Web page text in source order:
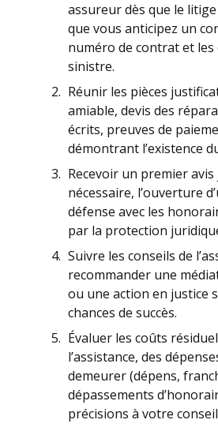
assureur dès que le
que vous anticipez un
numéro de contrat et les
sinistre.
Réunir les pièces
amiable, devis des
écrits, preuves de
démontrant l’existence
Recevoir un premier
nécessaire, l’ouverture
défense avec les
par la protection
Suivre les conseils de
recommander une
ou une action en justice
chances de succès.
Évaluer les coûts
l’assistance, des
demeurer (dépens,
dépassements
précisions à votre